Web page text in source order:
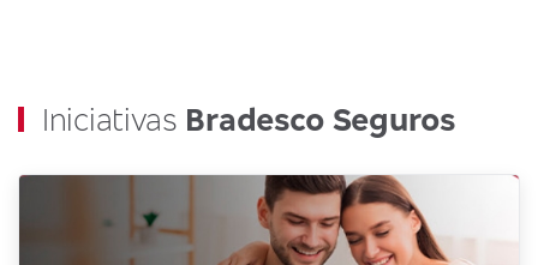
Iniciativas Bradesco Seguros